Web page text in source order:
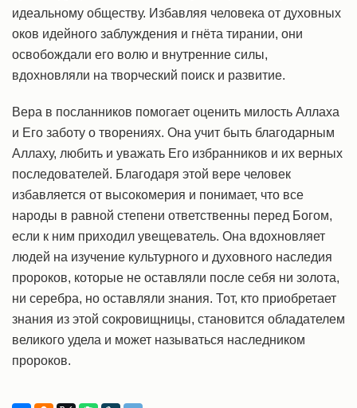
идеальному обществу. Избавляя человека от духовных
оков идейного заблуждения и гнёта тирании, они
освобождали его волю и внутренние силы,
вдохновляли на творческий поиск и развитие.
Вера в посланников помогает оценить милость Аллаха
и Его заботу о творениях. Она учит быть благодарным
Аллаху, любить и уважать Его избранников и их верных
последователей. Благодаря этой вере человек
избавляется от высокомерия и понимает, что все
народы в равной степени ответственны перед Богом,
если к ним приходил увещеватель. Она вдохновляет
людей на изучение культурного и духовного наследия
пророков, которые не оставляли после себя ни золота,
ни серебра, но оставляли знания. Тот, кто приобретает
знания из этой сокровищницы, становится обладателем
великого удела и может называться наследником
пророков.